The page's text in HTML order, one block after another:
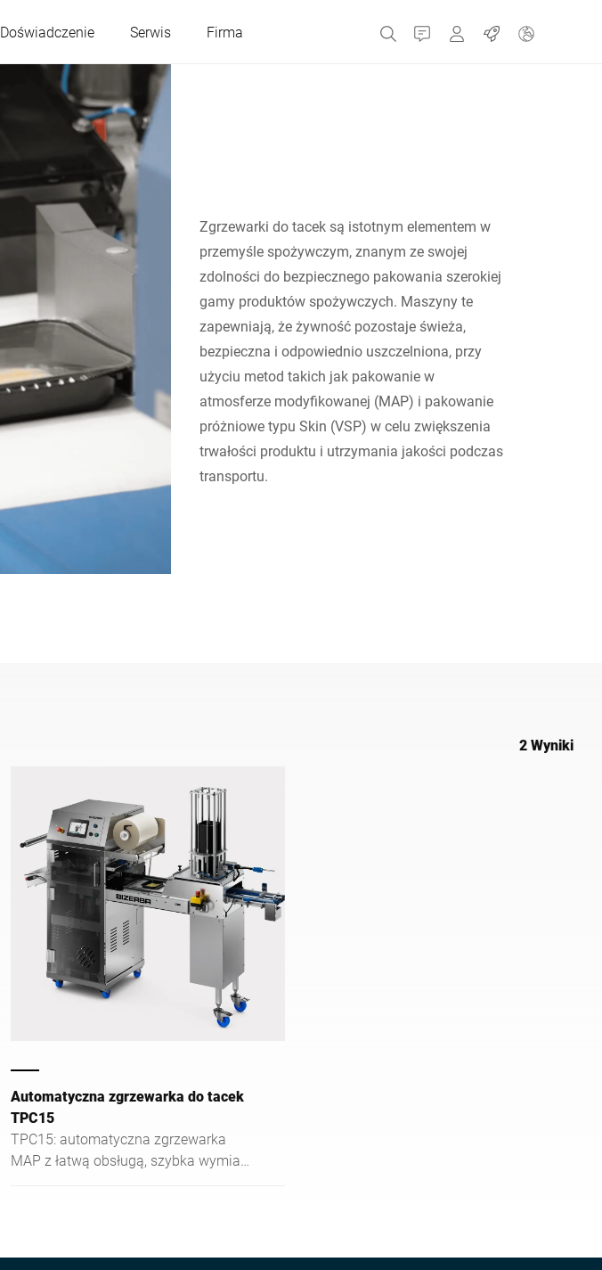
Doświadczenie Serwis Firma Kontakt MyBizerba
Praca
Belgia
Niemcy
Holandia
Rosja
Słowacja Hiszpania
Ukraina
Zgrzewarki do tacek są istotnym elementem w
przemyśle spożywczym, znanym ze swojej
zdolności do bezpiecznego pakowania szerokiej
gamy produktów spożywczych. Maszyny te
zapewniają, że żywność pozostaje świeża,
bezpieczna i odpowiednio uszczelniona, przy
użyciu metod takich jak pakowanie w
atmosferze modyfikowanej (MAP) i pakowanie
próżniowe typu Skin (VSP) w celu zwiększenia
trwałości produktu i utrzymania jakości podczas
transportu.
2 Wyniki
Automatyczna zgrzewarka do tacek
TPC15
TPC15: automatyczna zgrzewarka
MAP z łatwą obsługą, szybka wymiana